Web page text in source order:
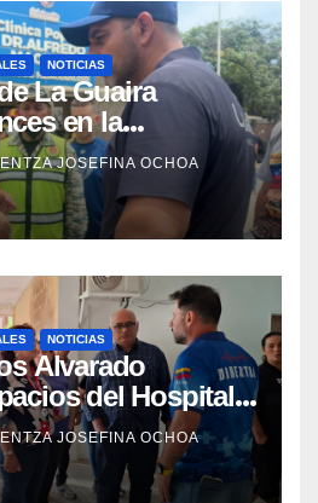
NOTICIAS
La Guaira
en la
del Hospitalito de
JOSEFINA OCHOA
NOTICIAS
Alvarado
del Hospital
Dr. Martín Vegas
JOSEFINA OCHOA